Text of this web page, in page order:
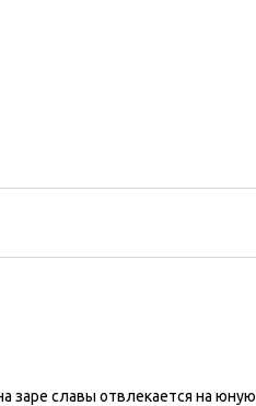
заре славы отвлекается на юную